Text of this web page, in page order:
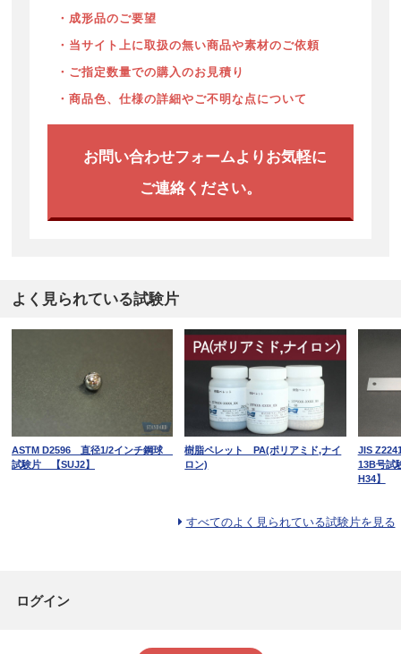
・成形品のご要望
・当サイト上に取扱の無い商品や素材のご依頼
・ご指定数量での購入のお見積り
・商品色、仕様の詳細やご不明な点について
お問い合わせフォームよりお気軽に
ご連絡ください。
よく見られている試験片
ASTM D2596 直径1/2インチ鋼球
試験片 【SUJ2】
樹脂ペレット PA(ポリアミド,ナイ
ロン)
JIS
13B号
H34】
すべてのよく見られている試験片を見る
ログイン